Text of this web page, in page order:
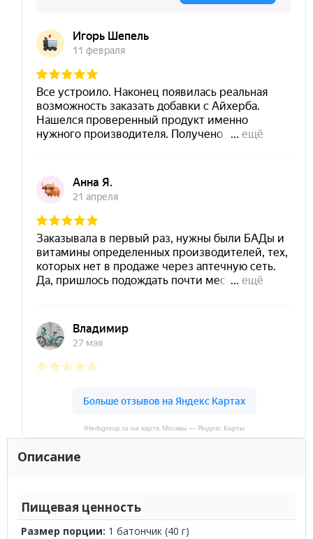
IHerbgroup.ru на карте Москвы — Яндекс Карты
Описание
Пищевая ценность
Размер порции: 1 батончик (40 г)